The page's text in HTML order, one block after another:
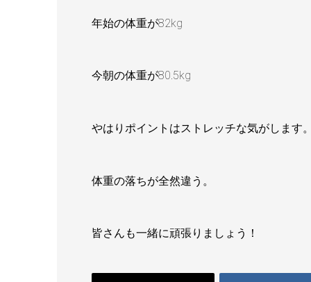
年始の体重が82kg
今朝の体重が80.5kg
やはりポイントはストレッチな気がします
体重の落ちが全然違う。
皆さんも一緒に頑張りましょう！